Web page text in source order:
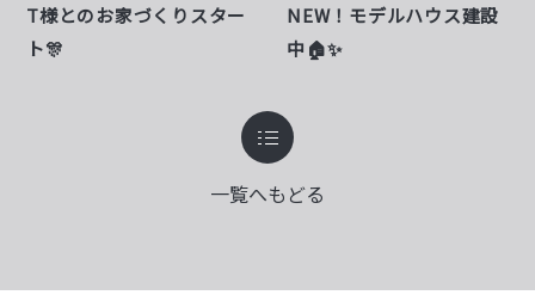
T様とのお家づくりスター
ト🎊
NEW！モデルハウス建設
中🏠✨
一覧へもどる